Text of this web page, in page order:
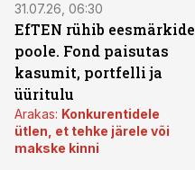
31.07.26, 06:30
EfTEN rühib eesmärkide
poole. Fond paisutas
kasumit, portfelli ja
üüritulu
Arakas: Konkurentidele
ütlen, et tehke järele või
makske kinni